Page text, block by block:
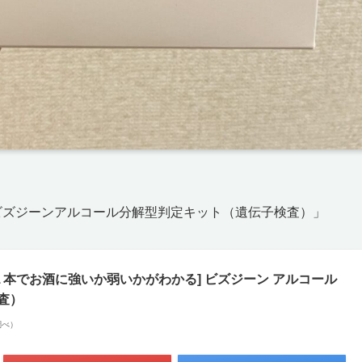
ジーンアルコール分解型判定キット（遺伝子検査）」
でお酒に強いか弱いかがわかる] ビズジーン アルコール
）
）